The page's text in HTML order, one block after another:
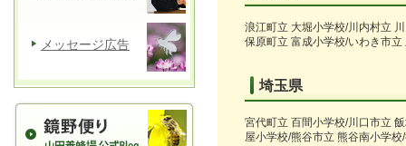
浪江町立 大堀小学校/川内村立
保原町立 富成小学校/いわき市
埼玉県
宮代町立 百間小学校/川口市立
屋小学校/熊谷市立 熊谷南小学
メッセージ広告